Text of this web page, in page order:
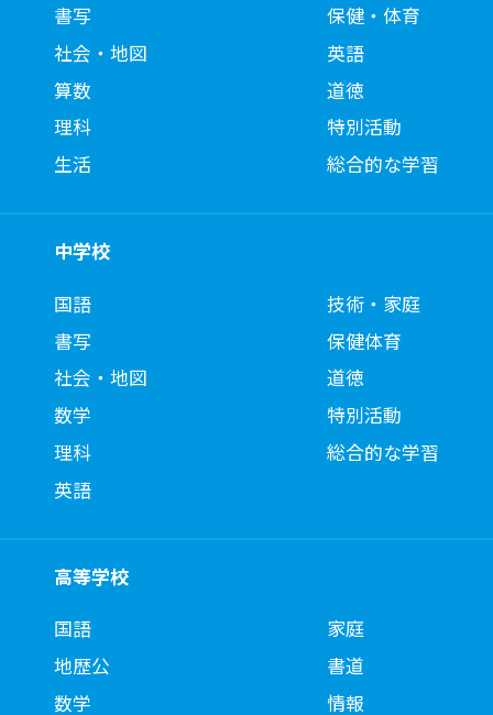
書写
社会・地図
算数
理科
生活
保健・体育
英語
道徳
特別活動
総合的な学習
中学校
国語
書写
社会・地図
数学
理科
英語
技術・家庭
保健体育
道徳
特別活動
総合的な学習
高等学校
国語
地歴公
数学
家庭
書道
情報